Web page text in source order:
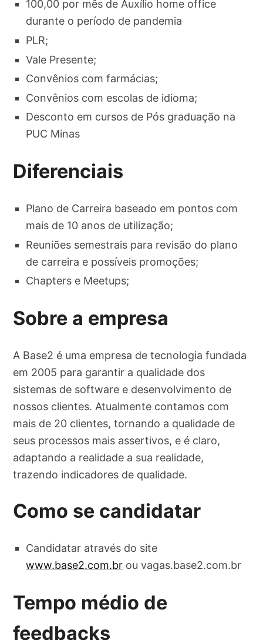
100,00 por mês de Auxílio home office
durante o período de pandemia
PLR;
Vale Presente;
Convênios com farmácias;
Convênios com escolas de idioma;
Desconto em cursos de Pós graduação na
PUC Minas
Diferenciais
Plano de Carreira baseado em pontos com
mais de 10 anos de utilização;
Reuniões semestrais para revisão do plano
de carreira e possíveis promoções;
Chapters e Meetups;
Sobre a empresa
A Base2 é uma empresa de tecnologia fundada
em 2005 para garantir a qualidade dos
sistemas de software e desenvolvimento de
nossos clientes. Atualmente contamos com
mais de 20 clientes, tornando a qualidade de
seus processos mais assertivos, e é claro,
adaptando a realidade a sua realidade,
trazendo indicadores de qualidade.
Como se candidatar
Candidatar através do site
www.base2.com.br ou vagas.base2.com.br
Tempo médio de
feedbacks